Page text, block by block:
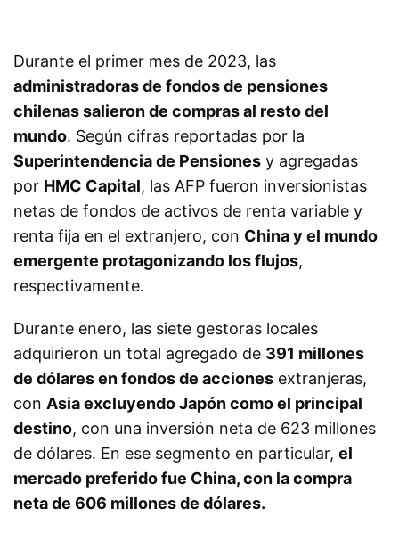
Durante el primer mes de 2023, las
administradoras de fondos de pensiones
chilenas salieron de compras al resto del
mundo. Según cifras reportadas por la
Superintendencia de Pensiones y agregadas
por HMC Capital, las AFP fueron inversionistas
netas de fondos de activos de renta variable y
renta fija en el extranjero, con China y el mundo
emergente protagonizando los flujos,
respectivamente.
Durante enero, las siete gestoras locales
adquirieron un total agregado de 391 millones
de dólares en fondos de acciones extranjeras,
con Asia excluyendo Japón como el principal
destino, con una inversión neta de 623 millones
de dólares. En ese segmento en particular, el
mercado preferido fue China, con la compra
neta de 606 millones de dólares.